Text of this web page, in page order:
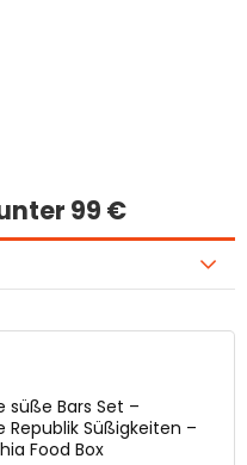
99 €
süße Bars Set –
Republik Süßigkeiten –
Food Box